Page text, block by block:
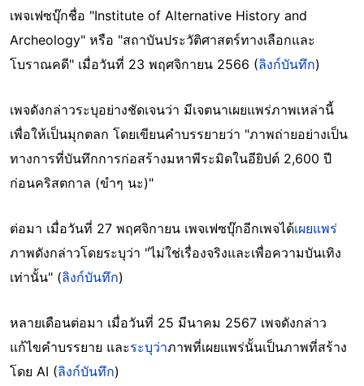
เพจเฟซบุ๊กชื่อ "Institute of Alternative History and
Archeology" หรือ "สถาบันประวัติศาสตร์ทางเลือกและ
โบราณคดี" เมื่อวันที่ 23 พฤศจิกายน 2566 (ลิงก์บันทึก)
เพจดังกล่าวระบุอย่างชัดเจนว่า มีเจตนาเผยแพร่ภาพเหล่านี้
เพื่อให้เป็นมุกตลก โดยเขียนคำบรรยายว่า "ภาพถ่ายอย่างเป็น
ทางการที่บันทึกการก่อสร้างมหาพีระมิดในอียิปต์ 2,600 ปี
ก่อนคริสตกาล (ขำๆ นะ)"
ต่อมา เมื่อวันที่ 27 พฤศจิกายน เพจเฟซบุ๊กอีกเพจได้เผยแพร่
ภาพดังกล่าวโดยระบุว่า "ไม่ใช่เรื่องจริงและเพื่อความบันเทิง
เท่านั้น" (ลิงก์บันทึก)
หลายเดือนต่อมา เมื่อวันที่ 25 มีนาคม 2567 เพจดังกล่าว
แก้ไขคำบรรยาย และระบุว่าภาพที่เผยแพร่นั้นเป็นภาพที่สร้าง
โดย AI (ลิงก์บันทึก)